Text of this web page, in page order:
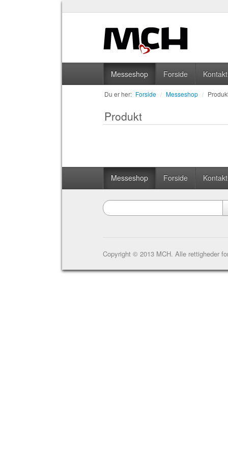
Messeshop Forside Kontakt
Du er her: Forside / Messeshop /
Produkt
Messeshop Forside Kontakt
Copyright © 2013 MCH. Alle rettigheder